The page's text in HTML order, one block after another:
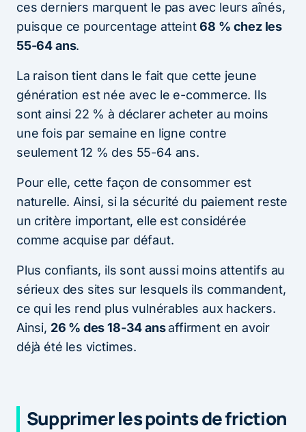
ces derniers marquent le pas avec leurs aînés,
puisque ce pourcentage atteint68 % chez les
55-64 ans.
La raison tient dans le fait que cette jeune
génération est née avec le e-commerce. Ils
sont ainsi 22 % à déclarer acheter au moins
une fois par semaine en ligne contre
seulement 12 % des 55-64 ans.
Pour elle, cette façon de consommer est
naturelle. Ainsi, si la sécurité du paiement reste
un critère important, elle est considérée
comme acquise par défaut.
Plus confiants, ils sont aussi moins attentifs au
sérieux des sites sur lesquels ils commandent,
ce qui les rend plus vulnérables aux hackers.
Ainsi, 26 % des 18-34 ansaffirment en avoir
déjà été les victimes.
Supprimer les points de friction